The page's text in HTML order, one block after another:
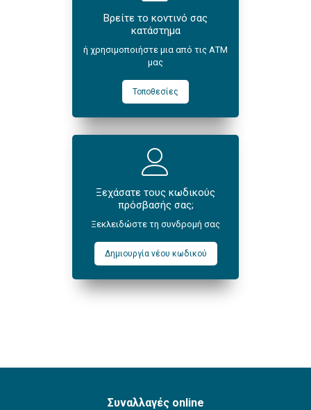
Βρείτε το κοντινό σας
κατάστημα
ή χρησιμοποιήστε μια από τις ΑΤΜ
μας
Τοποθεσίες
Ξεχάσατε τους κωδικούς
πρόσβασής σας;
Ξεκλειδώστε τη συνδρομή σας
Δημιουργία νέου κωδικού
Συναλλαγές online